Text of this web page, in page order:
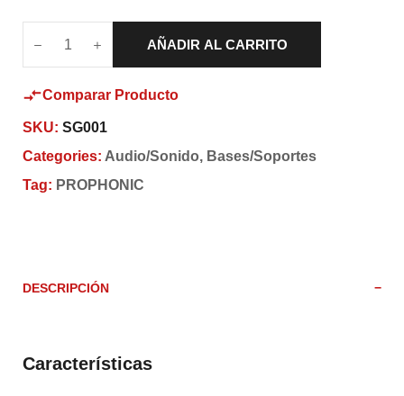
AÑADIR AL CARRITO
Comparar Producto
SKU: SG001
Categories: Audio/Sonido, Bases/Soportes
Tag: PROPHONIC
DESCRIPCIÓN
Características